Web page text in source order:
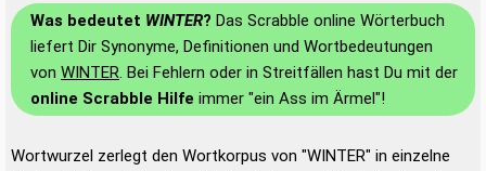
Was bedeutet WINTER? Das Scrabble online Wörterbuch
liefert Dir Synonyme, Definitionen und Wortbedeutungen
von WINTER. Bei Fehlern oder in Streitfällen hast Du mit der
online Scrabble Hilfe immer "ein Ass im Ärmel"!
Wortwurzel zerlegt den Wortkorpus von "WINTER" in einzelne